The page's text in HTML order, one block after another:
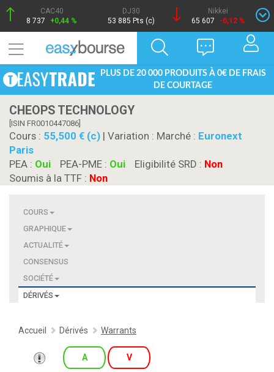
CAC40
8 737
+0,44 %
DJ30
53 885 Pts (c)
Nikkei
65 607
-0,12 %
PLUS DE 20 000 PRODUITS À 0€ DE FRAIS
DE COURTAGE
CHEOPS TECHNOLOGY
[ISIN FR0010447086]
Cours : 55,500 € (c) | Variation : Marché : Euronext
Paris
PEA : Oui PEA-PME : Oui Eligibilité SRD : Non
Soumis à la TTF : Non
COURS
GRAPHIQUE
ACTUALITÉ
CONSENSUS
SOCIÉTÉ
DÉRIVÉS
Accueil Dérivés Warrants
A V